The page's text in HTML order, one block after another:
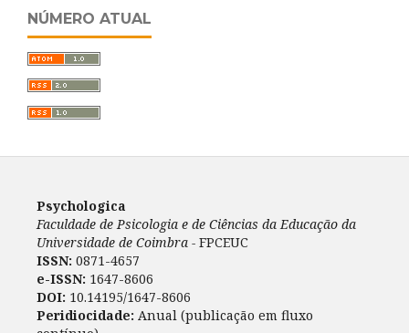
NÚMERO ATUAL
Psychologica
Faculdade de Psicologia e de Ciências da Educação da
Universidade de Coimbra - FPCEUC
ISSN: 0871-4657
e-ISSN: 1647-8606
DOI: 10.14195/1647-8606
Peridiocidade: Anual (publicação em fluxo